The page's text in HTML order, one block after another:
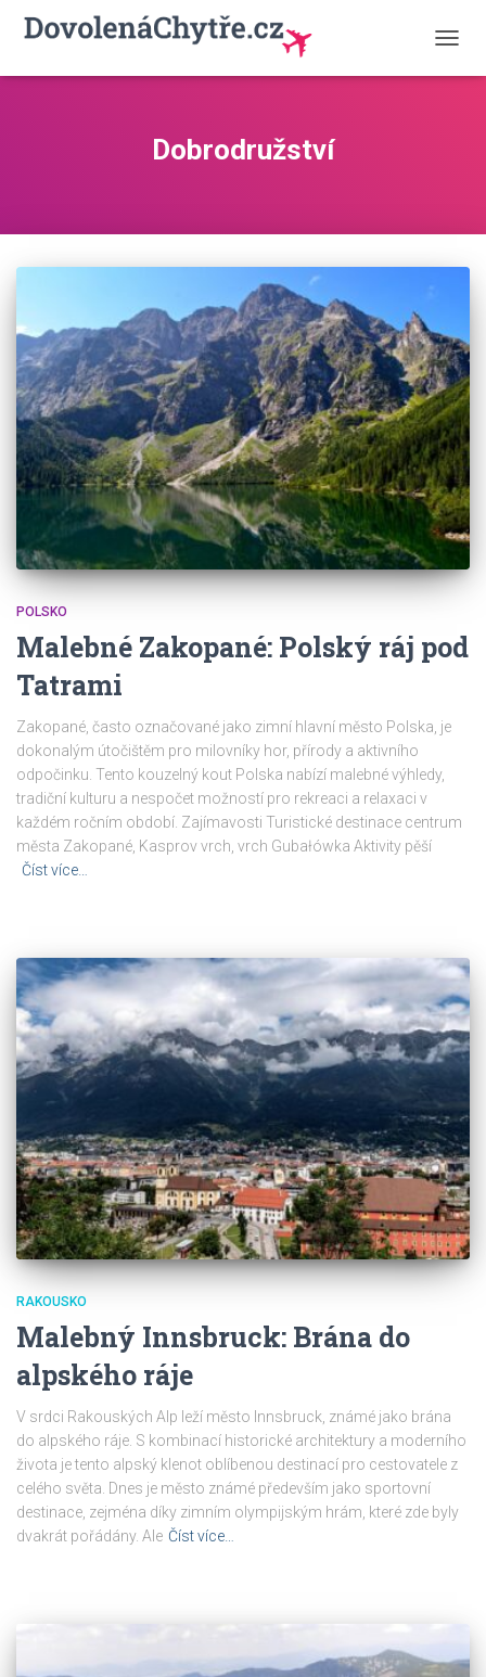
Dobrodružství
POLSKO
Malebné Zakopané: Polský ráj pod
Tatrami
Zakopané, často označované jako zimní hlavní město Polska, je
dokonalým útočištěm pro milovníky hor, přírody a aktivního
odpočinku. Tento kouzelný kout Polska nabízí malebné výhledy,
tradiční kulturu a nespočet možností pro rekreaci a relaxaci v
každém ročním období. Zajímavosti Turistické destinace centrum
města Zakopané, Kasprov vrch, vrch Gubałówka Aktivity pěší
Číst více…
RAKOUSKO
Malebný Innsbruck: Brána do
alpského ráje
V srdci Rakouských Alp leží město Innsbruck, známé jako brána
do alpského ráje. S kombinací historické architektury a moderního
života je tento alpský klenot oblíbenou destinací pro cestovatele z
celého světa. Dnes je město známé především jako sportovní
destinace, zejména díky zimním olympijským hrám, které zde byly
dvakrát pořádány. Ale Číst více…